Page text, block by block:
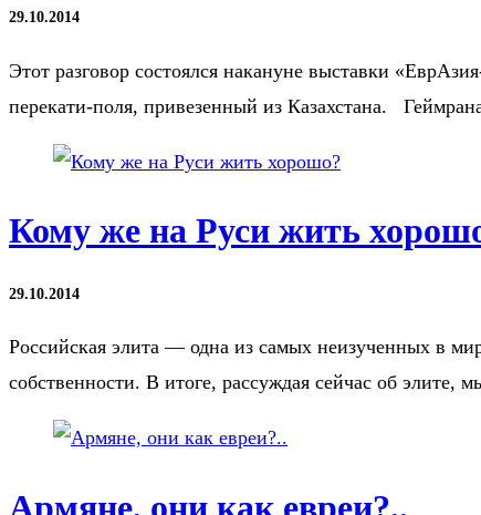
29.10.2014
Этот разговор состоялся накануне выставки
перекати-поля, привезенный из Казахстана.
Кому же на Руси жить
29.10.2014
Российская элита — одна из самых неизученных в
собственности. В итоге, рассуждая сейчас об элите,